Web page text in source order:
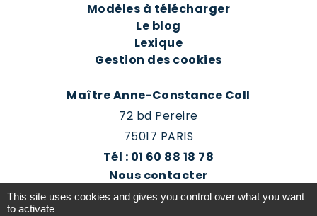
Modèles à télécharger
Le blog
Lexique
Gestion des cookies
Maître Anne-Constance Coll
72 bd Pereire
75017 PARIS
Tél : 01 60 88 18 78
Nous contacter
Prendre rendez-vous
This site uses cookies and gives you control over what you want
to activate